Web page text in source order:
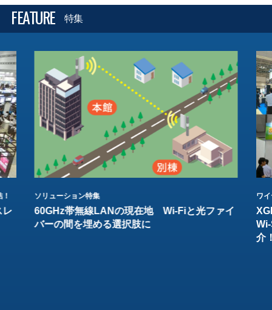
FEATURE 特集
レ
ソリューション特集
60GHz帯無線LANの現在地 Wi-Fiと光ファイ
バーの間を埋める選択肢に
ワ
介